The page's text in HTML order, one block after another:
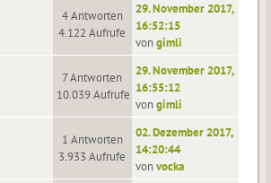
4 Antworten
4.122 Aufrufe
29. November 2017,
16:52:15
vongimli
7 Antworten
10.039 Aufrufe
29. November 2017,
16:55:12
vongimli
1 Antworten
3.933 Aufrufe
02. Dezember 2017,
14:20:44
vonvocka